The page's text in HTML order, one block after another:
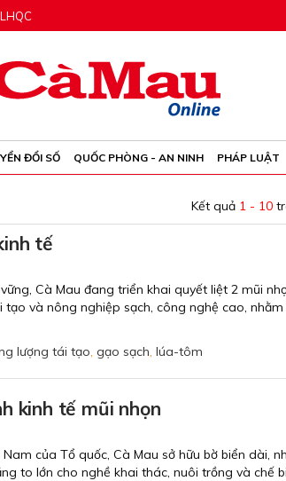
LHQC
ĐỔI SỐ QUỐC PHÒNG - AN NINH PHÁP LUẬT
Kết quả 1 - 10
tế
Cà Mau đang triển khai quyết liệt 2 mũi
và nông nghiệp sạch, công nghệ cao,
lượng tái tạo, gạo sạch, lúa-tôm
kinh tế mũi nhọn
của Tổ quốc, Cà Mau sở hữu bờ biển dài,
to lớn cho nghề khai thác, nuôi trồng và chế